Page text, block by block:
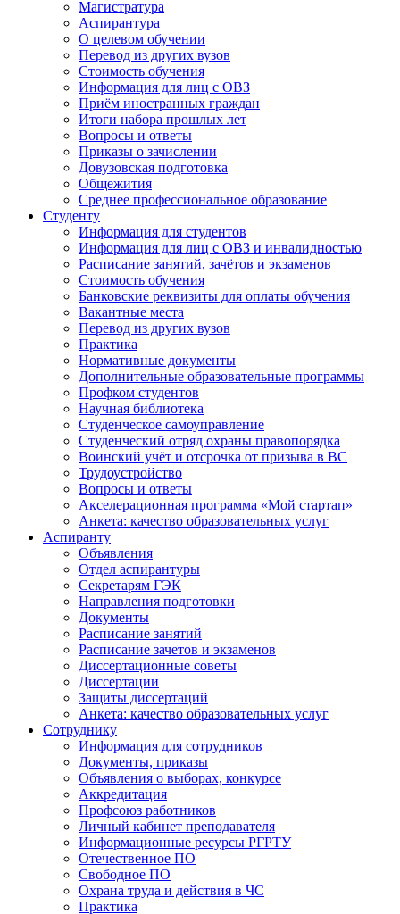
Магистратура
Аспирантура
О целевом обучении
Перевод из других вузов
Стоимость обучения
Информация для лиц с ОВЗ
Приём иностранных граждан
Итоги набора прошлых лет
Вопросы и ответы
Приказы о зачислении
Довузовская подготовка
Общежития
Среднее профессиональное образование
Студенту
Информация для студентов
Информация для лиц с ОВЗ и инвалидностью
Расписание занятий, зачётов и экзаменов
Стоимость обучения
Банковские реквизиты для оплаты обучения
Вакантные места
Перевод из других вузов
Практика
Нормативные документы
Дополнительные образовательные программы
Профком студентов
Научная библиотека
Студенческое самоуправление
Студенческий отряд охраны правопорядка
Воинский учёт и отсрочка от призыва в ВС
Трудоустройство
Вопросы и ответы
Акселерационная программа «Мой стартап»
Анкета: качество образовательных услуг
Аспиранту
Объявления
Отдел аспирантуры
Секретарям ГЭК
Направления подготовки
Документы
Расписание занятий
Расписание зачетов и экзаменов
Диссертационные советы
Диссертации
Защиты диссертаций
Анкета: качество образовательных услуг
Сотруднику
Информация для сотрудников
Документы, приказы
Объявления о выборах, конкурсе
Аккредитация
Профсоюз работников
Личный кабинет преподавателя
Информационные ресурсы РГРТУ
Отечественное ПО
Свободное ПО
Охрана труда и действия в ЧС
Практика